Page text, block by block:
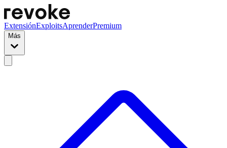
ExtensiónExploitsAprenderPremium
Más